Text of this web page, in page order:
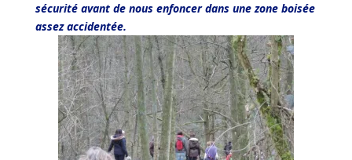
sécurité avant de nous enfoncer dans une zone boisée
assez accidentée.